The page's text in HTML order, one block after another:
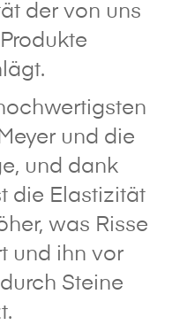
der von uns
und die
und dank
die Elastizität
was Risse
und ihn vor
Steine